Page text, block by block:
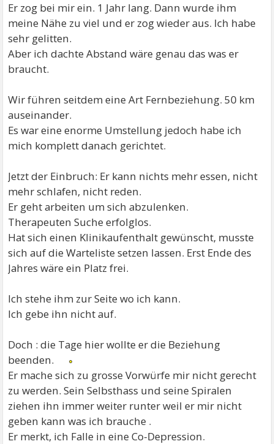
Er zog bei mir ein. 1 Jahr lang. Dann wurde ihm
meine Nähe zu viel und er zog wieder aus. Ich habe
sehr gelitten.
Aber ich dachte Abstand wäre genau das was er
braucht.
Wir führen seitdem eine Art Fernbeziehung. 50 km
auseinander.
Es war eine enorme Umstellung jedoch habe ich
mich komplett danach gerichtet.
Jetzt der Einbruch: Er kann nichts mehr essen, nicht
mehr schlafen, nicht reden.
Er geht arbeiten um sich abzulenken.
Therapeuten Suche erfolglos.
Hat sich einen Klinikaufenthalt gewünscht, musste
sich auf die Warteliste setzen lassen. Erst Ende des
Jahres wäre ein Platz frei.
Ich stehe ihm zur Seite wo ich kann.
Ich gebe ihn nicht auf.
Doch : die Tage hier wollte er die Beziehung
beenden.
Er mache sich zu grosse Vorwürfe mir nicht gerecht
zu werden. Sein Selbsthass und seine Spiralen
ziehen ihn immer weiter runter weil er mir nicht
geben kann was ich brauche .
Er merkt, ich Falle in eine Co-Depression.